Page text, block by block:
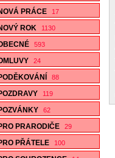
PRÁCE 17
ROK 1130
593
24
88
119
62
PRARODIČE 29
PŘÁTELE 100